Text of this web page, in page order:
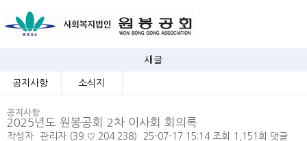
새글
공지사항 소식지
공지사항
2025년도 원봉공회 2차 이사회 회의록
작성자 관리자 (39.♡.204.238) 25-07-17 15:14조회 1,151회 댓글